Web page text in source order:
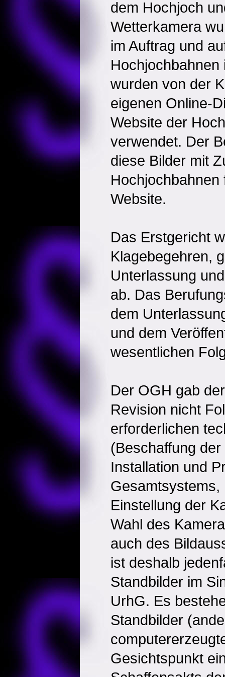
dem Hochjoch
Wetterkamera
im Auftrag und
Hochjochbahnen
wurden von der
eigenen Online-
Website der
verwendet. Der
diese Bilder mit
Website.
Das Erstgericht
Klagebegehren,
Unterlassung
ab. Das
dem
und dem
wesentlichen
Der OGH gab
Revision nicht
erforderlichen
(Beschaffung
Installation und
Gesamtsystems,
Einstellung der
Wahl des
auch des
ist deshalb
Standbilder im
UrhG. Es
Standbilder
Gesichtspunkt